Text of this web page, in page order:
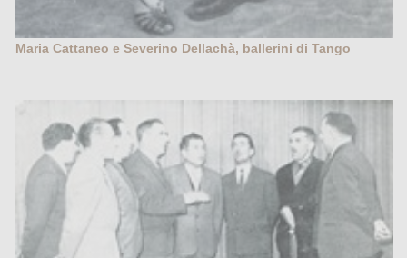
Maria Cattaneo e Severino Dellachà, ballerini di Tango